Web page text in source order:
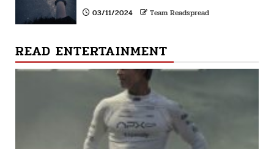
03/11/2024 Team Readspread
READ ENTERTAINMENT